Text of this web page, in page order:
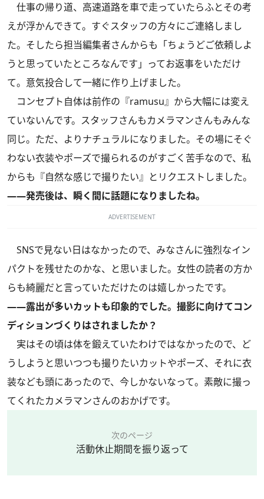
仕事の帰り道、高速道路を車で走っていたらふとその考
えが浮かんできて。すぐスタッフの方々にご連絡しまし
た。そしたら担当編集者さんからも「ちょうどご依頼しよ
うと思っていたところなんです」ってお返事をいただけ
て。意気投合して一緒に作り上げました。
コンセプト自体は前作の『ramusu』から大幅には変え
ていないんです。スタッフさんもカメラマンさんもみんな
同じ。ただ、よりナチュラルになりました。その場にそぐ
わない衣装やポーズで撮られるのがすごく苦手なので、私
からも『自然な感じで撮りたい』とリクエストしました。
――発売後は、瞬く間に話題になりましたね。
ADVERTISEMENT
SNSで見ない日はなかったので、みなさんに強烈なイン
パクトを残せたのかな、と思いました。女性の読者の方か
らも綺麗だと言っていただけたのは嬉しかったです。
――露出が多いカットも印象的でした。撮影に向けてコン
ディションづくりはされましたか？
実はその頃は体を鍛えていたわけではなかったので、ど
うしようと思いつつも撮りたいカットやポーズ、それに衣
装なども頭にあったので、今しかないなって。素敵に撮っ
てくれたカメラマンさんのおかげです。
次のページ
活動休止期間を振り返って